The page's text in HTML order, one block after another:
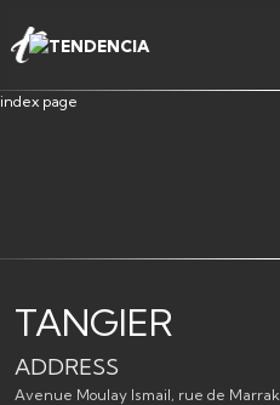
index page
TANGIER
ADDRESS
Avenue Moulay Ismail, rue de